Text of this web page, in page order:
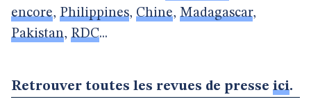
encore, Philippines, Chine, Madagascar,
Pakistan, RDC...
Retrouver toutes les revues de presse ici.